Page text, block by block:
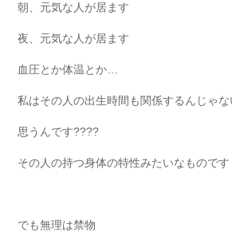
朝、元気な人が居ます
夜、元気な人が居ます
血圧とか体温とか…
私はその人の出生時間も関係するんじゃな
思うんです????
その人の持つ身体の特性みたいなものです
でも無理は禁物